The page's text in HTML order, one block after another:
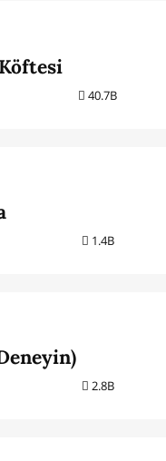
40.7B
1.4B
2.8B